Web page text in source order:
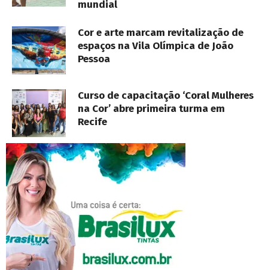
mundial
Cor e arte marcam revitalização de
espaços na Vila Olímpica de João
Pessoa
Curso de capacitação ‘Coral Mulheres
na Cor’ abre primeira turma em
Recife